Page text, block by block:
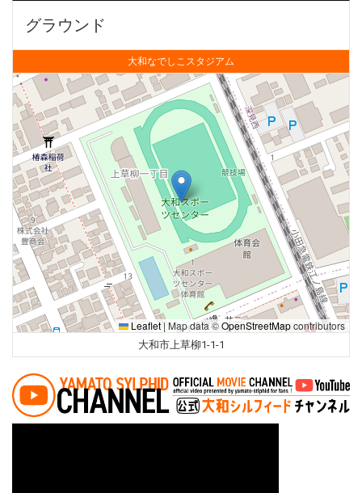
グラウンド
大和なでしこスタジアム
Leaflet | Map data ©OpenStreetMapcontributors
大和市上草柳1-1-1
投稿ナビゲーション